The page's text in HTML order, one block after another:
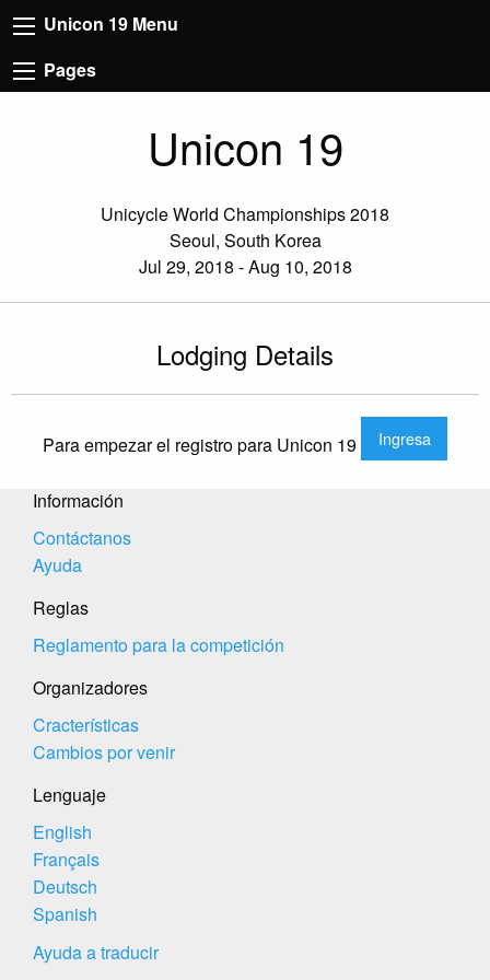
Unicon 19 Menu
Pages
Unicon 19
Unicycle World Championships 2018
Seoul, South Korea
Jul 29, 2018 - Aug 10, 2018
Lodging Details
Para empezar el registro para Unicon 19 Ingresa
Información
Contáctanos
Ayuda
Reglas
Reglamento para la competición
Organizadores
Cracterísticas
Cambios por venir
Lenguaje
English
Français
Deutsch
Spanish
Ayuda a traducir